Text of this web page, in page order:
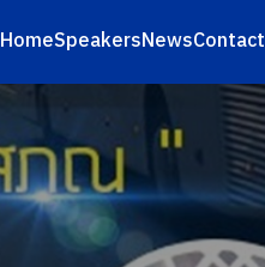
HomeSpeakersNewsContact